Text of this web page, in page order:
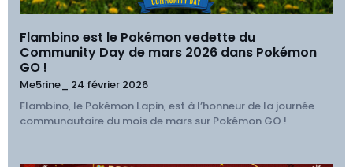
Flambino est le Pokémon vedette du
Community Day de mars 2026 dans Pokémon
GO !
Me5rine_ 24 février 2026
Flambino, le Pokémon Lapin, est à l’honneur de la journée
communautaire du mois de mars sur Pokémon GO !